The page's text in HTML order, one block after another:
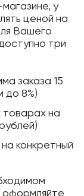
у
ценой на
Вашего
три
заказа 15
до 8%)
товарах на
конкретный
оформляйте